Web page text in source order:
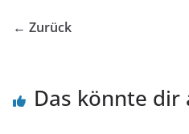
← Zurück
Das könnte dir